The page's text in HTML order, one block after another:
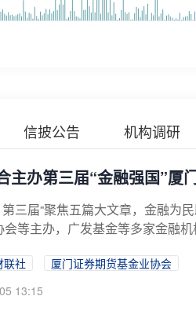
信披公告 机构调研
主办第三届“金融强国”厦
三届“聚焦五篇大文章，金融为
等主办，广发基金等多家金融
联社
厦门证券期货基金业协会
13:15